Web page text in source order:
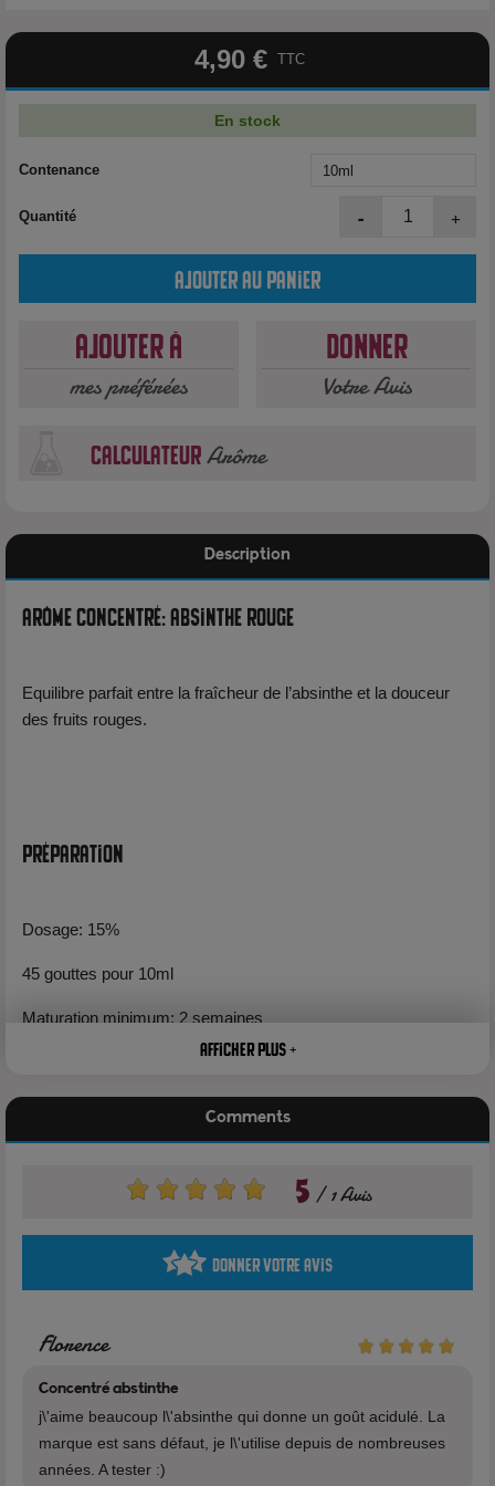
4,90 € TTC
En stock
Contenance
Quantité - +
Ajouter au panier
Ajouter à
mes préférées
Donner
Votre Avis
calculateur Arôme
Description
Arôme Concentré: Absinthe Rouge
Equilibre parfait entre la fraîcheur de l’absinthe et la douceur
des fruits rouges.
Préparation
Dosage: 15%
45 gouttes pour 10ml
Maturation minimum: 2 semaines
Dosage en fonction du ratio PG/VG:
PG/VG de 50/50: 15% ou 45 gouttes
PG/VG de 30/70: 20% ou 60 gouttes
Caractéristiques
Marque: Cirkus
Flacon: 10ml
Afficher plus +
Comments
5 1 Avis
Donner votre avis
Florence
Concentré abstinthe
j\'aime beaucoup l\'absinthe qui donne un goût acidulé. La
marque est sans défaut, je l\'utilise depuis de nombreuses
années. A tester :)